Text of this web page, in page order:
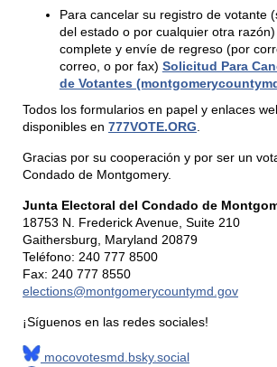
Para cancelar su registro de votante
del estado o por cualquier otra
complete y envíe de regreso (por
correo, o por fax) Solicitud Para
de Votantes
Todos los formularios en papel y enlaces
disponibles en 777VOTE.ORG.
Gracias por su cooperación y por ser un
Condado de Montgomery.
Junta Electoral del Condado de
18753 N. Frederick Avenue, Suite 210
Gaithersburg, Maryland 20879
Teléfono: 240 777 8500
Fax: 240 777 8550
elections@montgomerycountymd.gov
¡Síguenos en las redes sociales!
mocovotesmd.bsky.social